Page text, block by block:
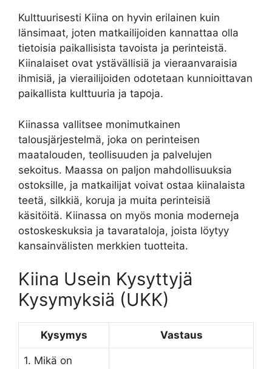
Kulttuurisesti Kiina on hyvin erilainen kuin
länsimaat, joten matkailijoiden kannattaa olla
tietoisia paikallisista tavoista ja perinteistä.
Kiinalaiset ovat ystävällisiä ja vieraanvaraisia
ihmisiä, ja vierailijoiden odotetaan kunnioittavan
paikallista kulttuuria ja tapoja.
Kiinassa vallitsee monimutkainen
talousjärjestelmä, joka on perinteisen
maatalouden, teollisuuden ja palvelujen
sekoitus. Maassa on paljon mahdollisuuksia
ostoksille, ja matkailijat voivat ostaa kiinalaista
teetä, silkkiä, koruja ja muita perinteisiä
käsitöitä. Kiinassa on myös monia moderneja
ostoskeskuksia ja tavarataloja, joista löytyy
kansainvälisten merkkien tuotteita.
Kiina Usein Kysyttyjä
Kysymyksiä (UKK)
Kysymys Vastaus
1. Mikä on